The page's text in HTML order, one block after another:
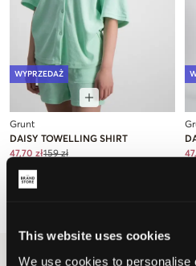
This website uses cookies
We use cookies to personalise
WYPRZEDAŻ
Grunt
DAISY TOWELLING SHIRT
47,70 zł159 zł